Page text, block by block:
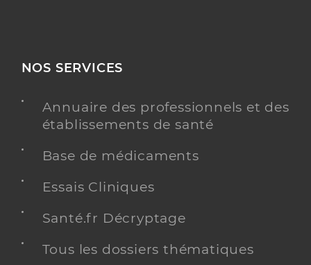
NOS SERVICES
Annuaire des professionnels et des
établissements de santé
Base de médicaments
Essais Cliniques
Santé.fr Décryptage
Tous les dossiers thématiques